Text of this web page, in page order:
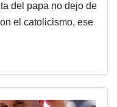
del papa no dejo de
el catolicismo, ese